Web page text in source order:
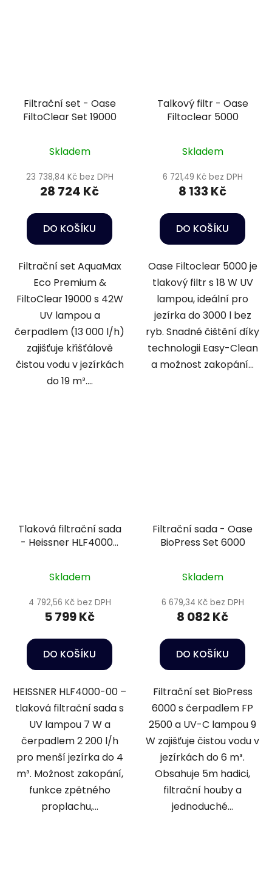
Filtrační set - Oase
FiltoClear Set 19000
Skladem
23 738,84 Kč bez DPH
28 724 Kč
DO KOŠÍKU
Filtrační set AquaMax
Eco Premium &
FiltoClear 19000 s 42W
UV lampou a
čerpadlem (13 000 l/h)
zajišťuje křišťálově
čistou vodu v jezírkách
do 19 m³....
Talkový filtr - Oase
Filtoclear 5000
Skladem
6 721,49 Kč bez DPH
8 133 Kč
DO KOŠÍKU
Oase Filtoclear 5000 je
tlakový filtr s 18 W UV
lampou, ideální pro
jezírka do 3000 l bez
ryb. Snadné čištění díky
technologii Easy-Clean
a možnost zakopání...
Tlaková filtrační sada
- Heissner HLF4000-
Skladem
4 792,56 Kč bez DPH
5 799 Kč
DO KOŠÍKU
HEISSNER HLF4000-00 –
tlaková filtrační sada s
UV lampou 7 W a
čerpadlem 2 200 l/h
pro menší jezírka do 4
m³. Možnost zakopání,
funkce zpětného
proplachu,...
Filtrační sada - Oase
BioPress Set 6000
Skladem
6 679,34 Kč bez DPH
8 082 Kč
DO KOŠÍKU
Filtrační set BioPress
6000 s čerpadlem FP
2500 a UV-C lampou 9
W zajišťuje čistou vodu v
jezírkách do 6 m³.
Obsahuje 5m hadici,
filtrační houby a
jednoduché...